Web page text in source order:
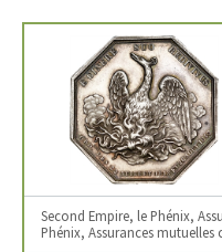
Second Empire, le Phénix,
Phénix, Assurances mutuelles